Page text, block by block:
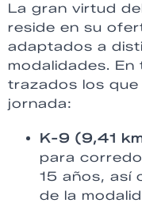
La gran virtud
reside en su
adaptados a
modalidades.
trazados los que
jornada:
K-9 (9,41
para
15 años, así
de la